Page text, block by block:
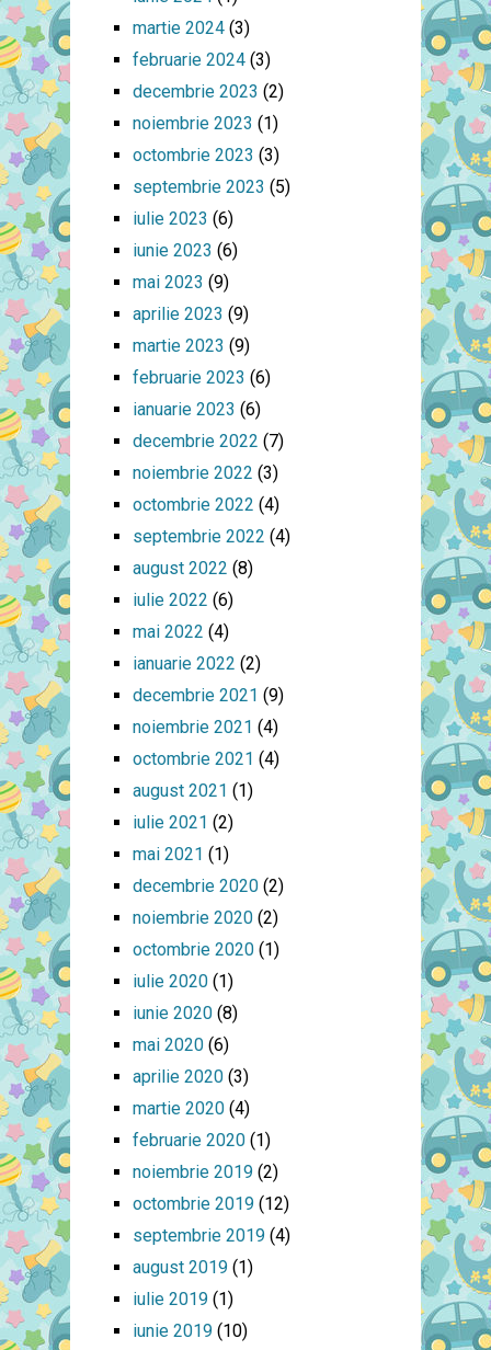
martie 2024(3)
februarie 2024(3)
decembrie 2023 (2)
noiembrie 2023 (1)
octombrie 2023 (3)
septembrie 2023 (5)
iulie 2023 (6)
iunie 2023 (6)
mai 2023 (9)
aprilie 2023 (9)
martie 2023 (9)
februarie 2023 (6)
ianuarie 2023 (6)
decembrie 2022 (7)
noiembrie 2022 (3)
octombrie 2022 (4)
septembrie 2022 (4)
august 2022 (8)
iulie 2022 (6)
mai 2022 (4)
ianuarie 2022 (2)
decembrie 2021 (9)
noiembrie 2021 (4)
octombrie 2021 (4)
august 2021 (1)
iulie 2021 (2)
mai 2021 (1)
decembrie 2020(2)
noiembrie 2020(2)
octombrie 2020(1)
iulie 2020(1)
iunie 2020(8)
mai 2020(6)
aprilie 2020(3)
martie 2020(4)
februarie 2020(1)
noiembrie 2019(2)
octombrie 2019(12)
septembrie 2019(4)
august 2019(1)
iulie 2019(1)
iunie 2019(10)